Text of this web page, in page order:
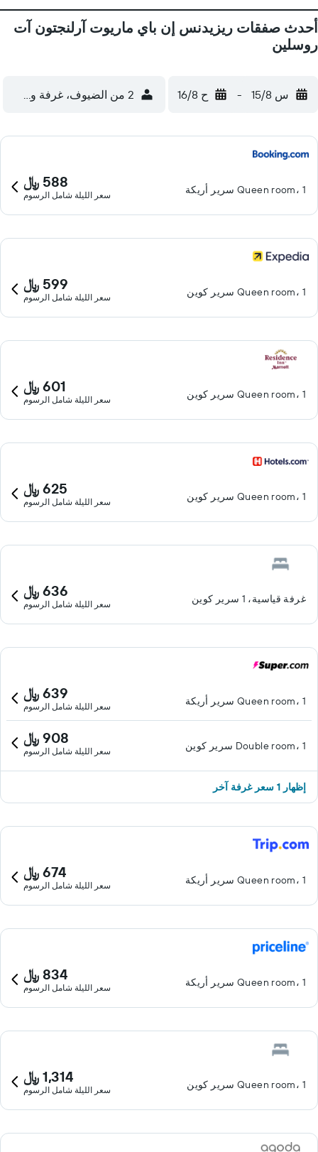
يوفر مكان إقامة "Residence Inn Arlington Rosslyn" تراس
للتشمس. تشتهر المنطقة برياضة ركوب الدراجات الهوائية، كما تتوفر
والإسبانية والفرنسية، وسيكونون سعداء بتقديم نصائح مفيدة عن
المنطقة للضيوف. يبعد مكان إقامة "Residence Inn Arlington
أميركا التذكاري و2.8 كم عن أرلينغتون هاوس، نصب روبرت إي لي
أحدث صفقات ريزيدنس إن باي ماريوت آرلنجتون آت
روسلين
س 15/8 - ح 16/8 2 من الضيوف، غرفة واحدة
Queen room، 1 سرير أريكة 588 ﷼
سعر الليلة شامل الرسوم
Queen room، 1 سرير كوين 599 ﷼
سعر الليلة شامل الرسوم
Queen room، 1 سرير كوين 601 ﷼
سعر الليلة شامل الرسوم
Queen room، 1 سرير كوين 625 ﷼
سعر الليلة شامل الرسوم
غرفة قياسية، 1 سرير كوين 636 ﷼
سعر الليلة شامل الرسوم
Queen room، 1 سرير أريكة 639 ﷼
سعر الليلة شامل الرسوم
Double room، 1 سرير كوين 908 ﷼
سعر الليلة شامل الرسوم
إظهار 1 سعر غرفة آخر
Queen room، 1 سرير أريكة 674 ﷼
سعر الليلة شامل الرسوم
Queen room، 1 سرير أريكة 834 ﷼
سعر الليلة شامل الرسوم
Queen room، 1 سرير كوين 1,314 ﷼
سعر الليلة شامل الرسوم